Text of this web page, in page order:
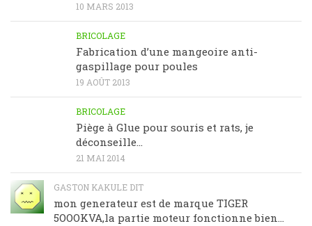
10 MARS 2013
BRICOLAGE
Fabrication d’une mangeoire anti-
gaspillage pour poules
19 AOÛT 2013
BRICOLAGE
Piège à Glue pour souris et rats, je
déconseille…
21 MAI 2014
GASTON KAKULE DIT
mon generateur est de marque TIGER
5OOOKVA,la partie moteur fonctionne bien...